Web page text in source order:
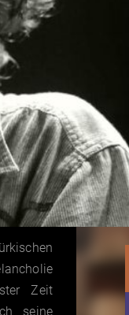
Zeit
seine